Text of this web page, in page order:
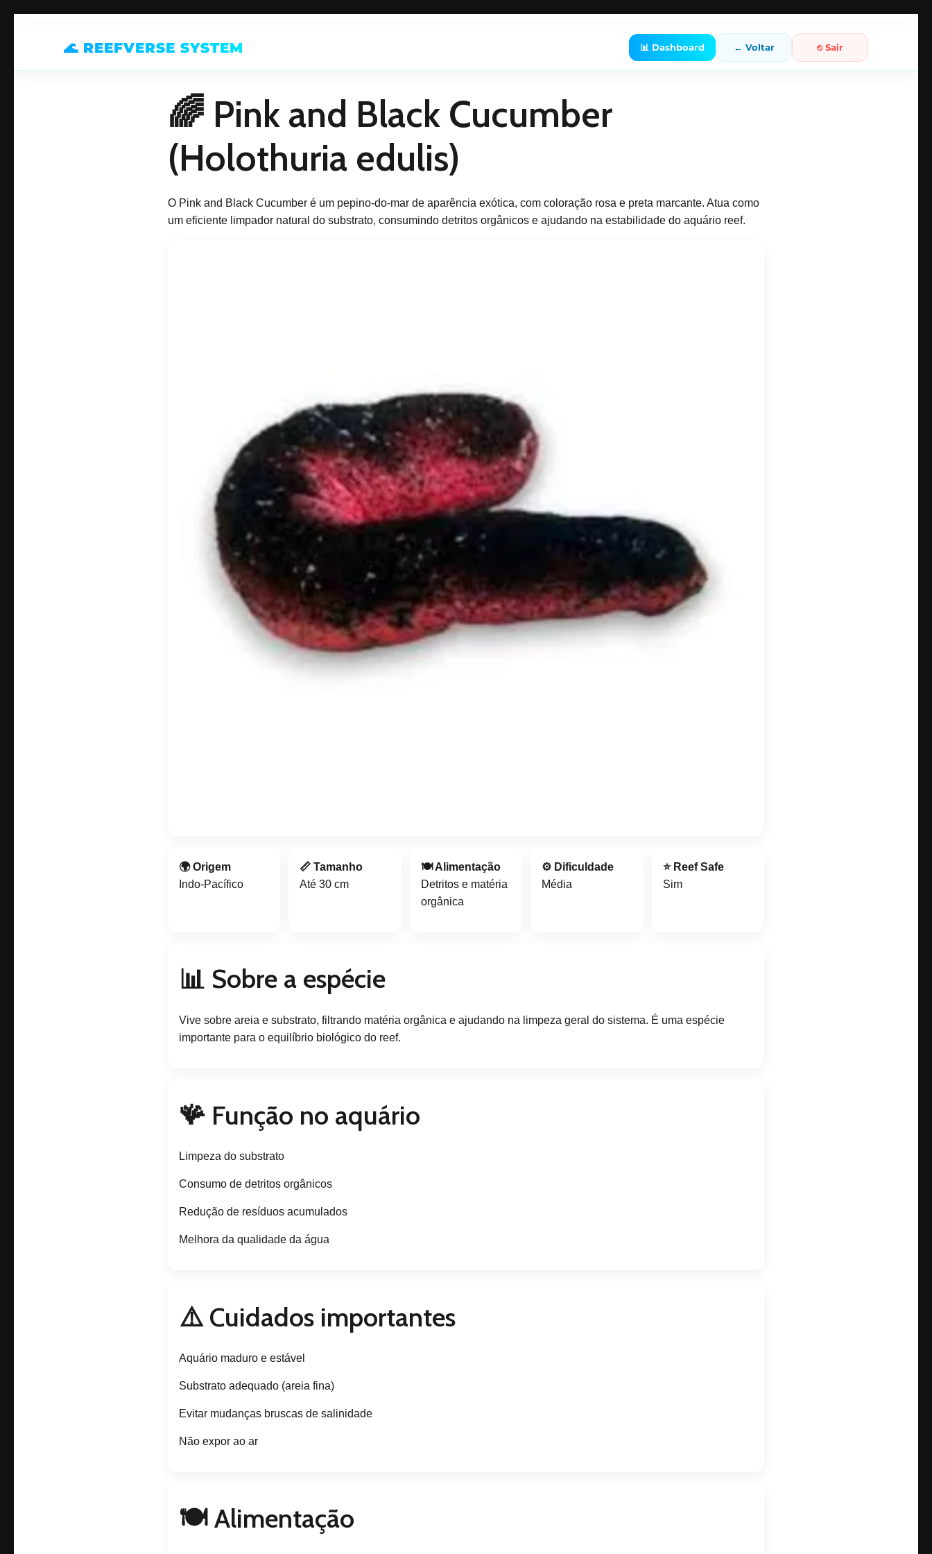
🌊 REEFVERSE SYSTEM 📊 Dashboard ← Voltar ⎋ Sair
🌈 Pink and Black Cucumber
(Holothuria edulis)
O Pink and Black Cucumber é um pepino-do-mar de aparência exótica, com coloração rosa e preta marcante. Atua como
um eficiente limpador natural do substrato, consumindo detritos orgânicos e ajudando na estabilidade do aquário reef.
🌍 Origem
Indo-Pacífico
📏 Tamanho
Até 30 cm
🍽️ Alimentação
Detritos e matéria
orgânica
⚙️ Dificuldade
Média
⭐ Reef Safe
Sim
📊 Sobre a espécie
Vive sobre areia e substrato, filtrando matéria orgânica e ajudando na limpeza geral do sistema. É uma espécie
importante para o equilíbrio biológico do reef.
🪸 Função no aquário
Limpeza do substrato
Consumo de detritos orgânicos
Redução de resíduos acumulados
Melhora da qualidade da água
⚠️ Cuidados importantes
Aquário maduro e estável
Substrato adequado (areia fina)
Evitar mudanças bruscas de salinidade
Não expor ao ar
🍽️ Alimentação